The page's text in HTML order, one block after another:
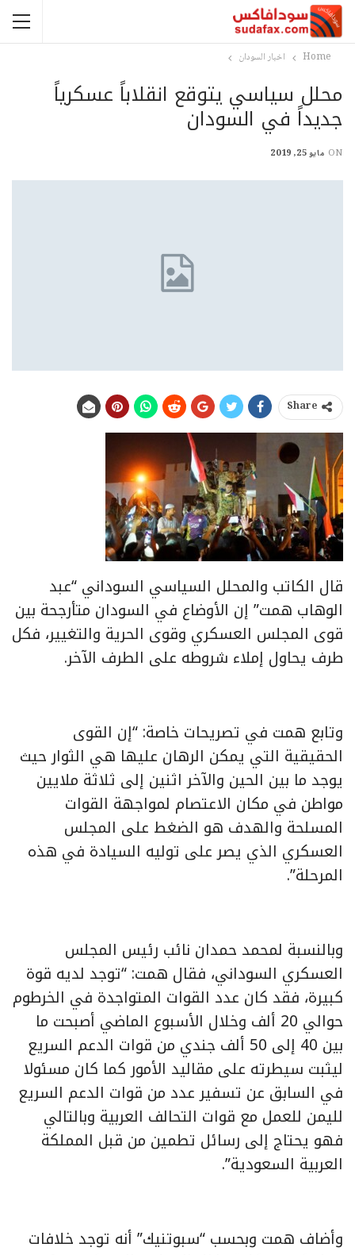
Home اخبار السودان
محلل سياسي يتوقع انقلاباً عسكرياً
جديداً في السودان
ON مايو 25, 2019
Share
قال الكاتب والمحلل السياسي السوداني “عبد
الوهاب همت” إن الأوضاع في السودان متأرجحة بين
قوى المجلس العسكري وقوى الحرية والتغيير، فكل
طرف يحاول إملاء شروطه على الطرف الآخر.
وتابع همت في تصريحات خاصة: “إن القوى
الحقيقية التي يمكن الرهان عليها هي الثوار حيث
يوجد ما بين الحين والآخر اثنين إلى ثلاثة ملايين
مواطن في مكان الاعتصام لمواجهة القوات
المسلحة والهدف هو الضغط على المجلس
العسكري الذي يصر على توليه السيادة في هذه
المرحلة”.
وبالنسبة لمحمد حمدان نائب رئيس المجلس
العسكري السوداني، فقال همت: “توجد لديه قوة
كبيرة، فقد كان عدد القوات المتواجدة في الخرطوم
حوالي 20 ألف وخلال الأسبوع الماضي أصبحت ما
بين 40 إلى 50 ألف جندي من قوات الدعم السريع
ليثبت سيطرته على مقاليد الأمور كما كان مسئولا
في السابق عن تسفير عدد من قوات الدعم السريع
لليمن للعمل مع قوات التحالف العربية وبالتالي
فهو يحتاج إلى رسائل تطمين من قبل المملكة
العربية السعودية”.
وأضاف همت وبحسب “سبوتنيك” أنه توجد خلافات